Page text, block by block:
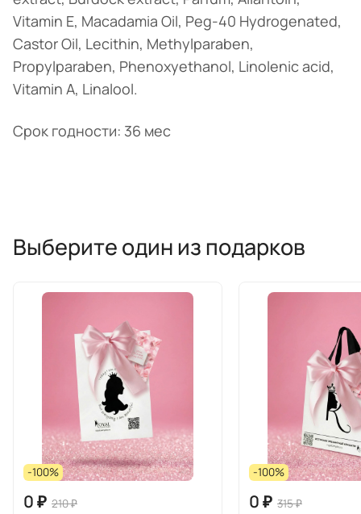
Vitamin E, Macadamia Oil, Peg-40 Hydrogenated,
Castor Oil, Lecithin, Methylparaben,
Propylparaben, Phenoxyethanol, Linolenic acid,
Vitamin A, Linalool.
Срок годности: 36 мес
Выберите один из подарков
-100%
0 ₽ 210 ₽
-100%
0 ₽ 315 ₽